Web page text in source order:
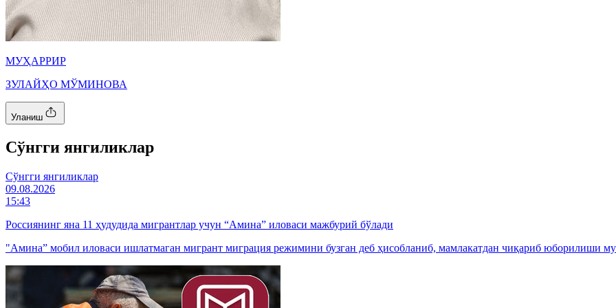
МУҲАРРИР
ЗУЛАЙҲО МЎМИНОВА
Уланиш
Cўнгги янгиликлар
Cўнгги янгиликлар
09.08.2026
15:43
Россиянинг яна 11 ҳудудида мигрантлар учун “Амина” иловаси мажбурий бўлади
"Амина” мобил иловаси ишлатмаган мигрант миграция режимини бузган деб ҳисобланиб, мамлакатдан чиқариб юборилиши